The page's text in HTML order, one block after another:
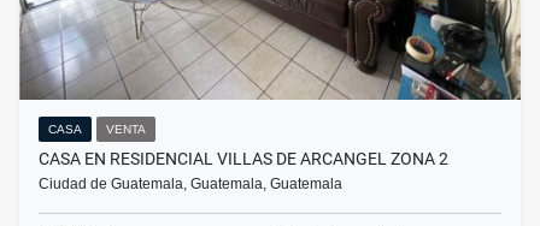
CASA VENTA
CASA EN RESIDENCIAL VILLAS DE ARCANGEL ZONA 2
Ciudad de Guatemala, Guatemala, Guatemala